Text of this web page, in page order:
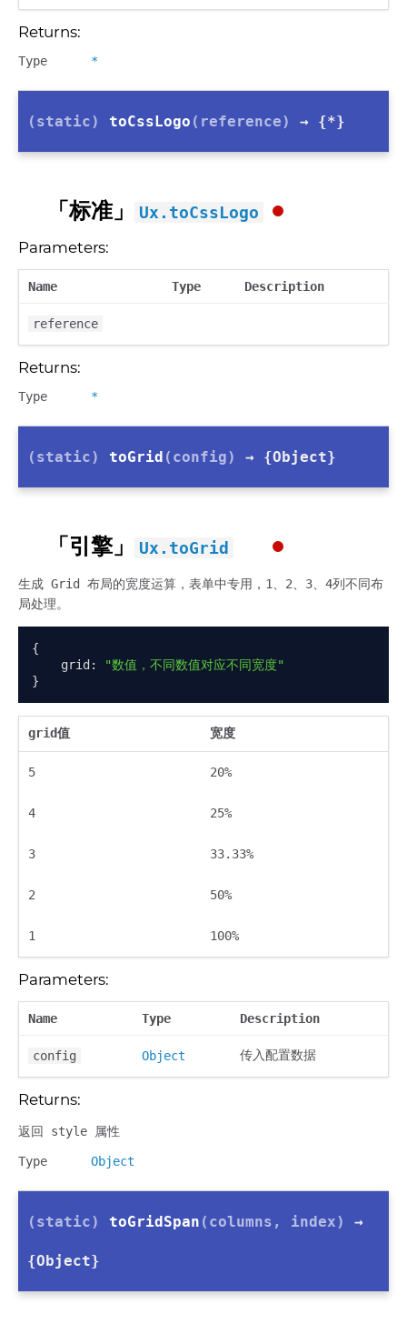
Returns:
Type *
(static) toCssLogo (reference) → {*}
「标准」 Ux.toCssLogo
Parameters:
Name Type Description
reference
Returns:
Type *
(static) toGrid (config) → {Object}
「引擎」 Ux.toGrid
生成 Grid 布局的宽度运算，表单中专用，1、2、3、4列不同布
局处理。
{
    grid
:
"数值，不同数值对应不同宽度"
}
grid值 宽度
5 20%
4 25%
3 33.33%
2 50%
1 100%
Parameters:
Name Type Description
config Object 传入配置数据
Returns:
返回 style 属性
Type Object
(static) toGridSpan (columns, index) →
{Object}